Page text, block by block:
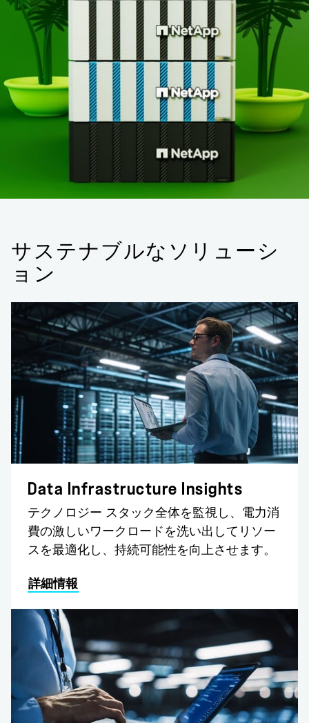
サステナブルなソリューシ
ョン
Data Infrastructure Insights
テクノロジー スタック全体を監視し、電力消
費の激しいワークロードを洗い出してリソー
スを最適化し、持続可能性を向上させます。
詳細情報